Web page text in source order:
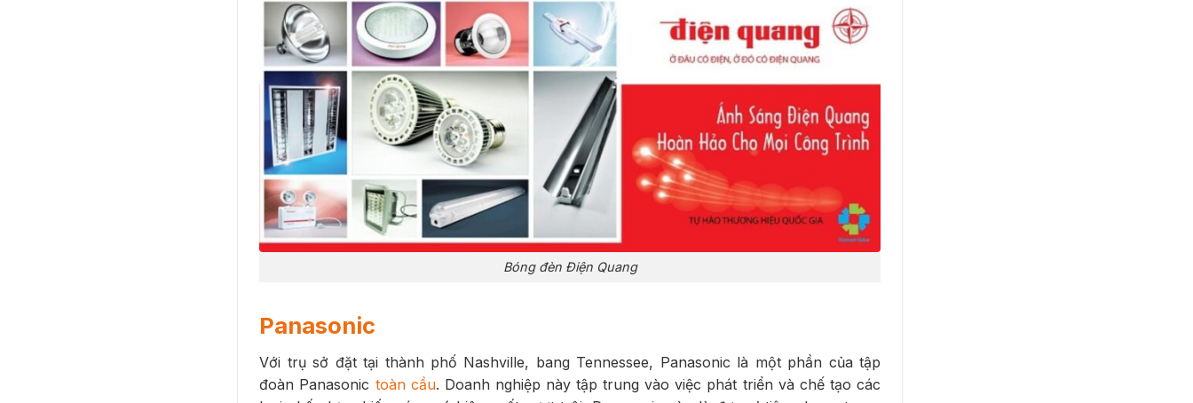
Bóng đèn Điện Quang
Panasonic
Với trụ sở đặt tại thành phố Nashville, bang Tennessee, Panasonic là một phần của tập
đoàn Panasonic toàn cầu. Doanh nghiệp này tập trung vào việc phát triển và chế tạo các